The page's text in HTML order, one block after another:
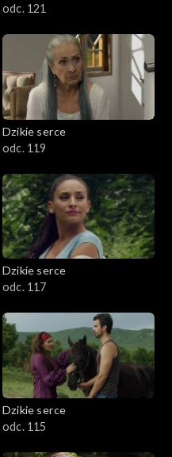
odc. 121
Dzikie serce
odc. 119
Dzikie serce
odc. 117
Dzikie serce
odc. 115